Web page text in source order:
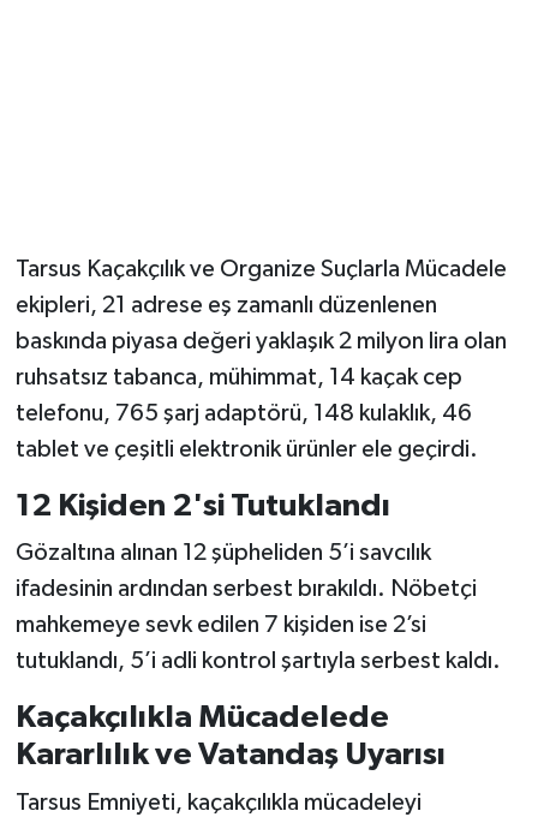
Tarsus Kaçakçılık ve Organize Suçlarla Mücadele
ekipleri, 21 adrese eş zamanlı düzenlenen
baskında piyasa değeri yaklaşık 2 milyon lira olan
ruhsatsız tabanca, mühimmat, 14 kaçak cep
telefonu, 765 şarj adaptörü, 148 kulaklık, 46
tablet ve çeşitli elektronik ürünler ele geçirdi.
12 Kişiden 2'si Tutuklandı
Gözaltına alınan 12 şüpheliden 5’i savcılık
ifadesinin ardından serbest bırakıldı. Nöbetçi
mahkemeye sevk edilen 7 kişiden ise 2’si
tutuklandı, 5’i adli kontrol şartıyla serbest kaldı.
Kaçakçılıkla Mücadelede
Kararlılık ve Vatandaş Uyarısı
Tarsus Emniyeti, kaçakçılıkla mücadeleyi
Siyaset
Sonsöz Özel
Vasıta